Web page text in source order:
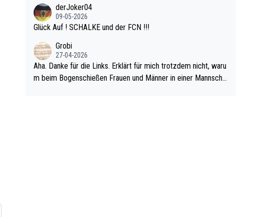
werden, im Arm hat. Und, dass Medikamente ihm helfen! Ich gl
aube immer noch, dass sehr viele der Dartits-Fälle fälschlich p
d diese könnten teils wirksam behandelt werden! Dafür müsst
e man nur zum Neurologen und nicht zum Mentaltrainer gehe
derJoker04
09-05-2026
Glück Auf ! SCHALKE und der FCN !!!
Grobi
27-04-2026
Aha. Danke für die Links. Erklärt für mich trotzdem nicht, waru
m beim Bogenschießen Frauen und Männer in einer Mannscha